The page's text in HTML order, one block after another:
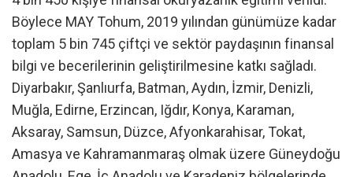
Böylece MAY Tohum, 2019 yılından günümüze kadar
toplam 5 bin 745 çiftçi ve sektör paydaşının finansal
bilgi ve becerilerinin geliştirilmesine katkı sağladı.
Diyarbakır, Şanlıurfa, Batman, Aydın, İzmir, Denizli,
Muğla, Edirne, Erzincan, Iğdır, Konya, Karaman,
Aksaray, Samsun, Düzce, Afyonkarahisar, Tokat,
Amasya ve Kahramanmaraş olmak üzere Güneydoğu